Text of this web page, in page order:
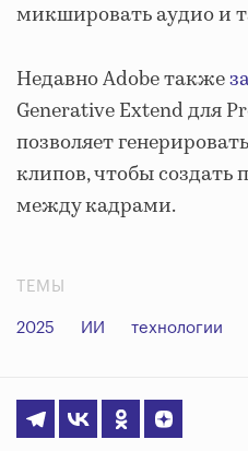
микшировать аудио и
Недавно Adobe также
Generative Extend для
позволяет
клипов, чтобы создать
между кадрами.
ТЕМЫ
2025 ИИ технологии